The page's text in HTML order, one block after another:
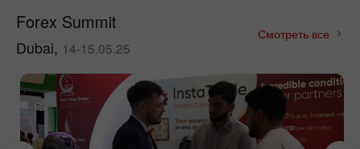
Forex Summit
Dubai, 14-15.05.25
Смотреть все